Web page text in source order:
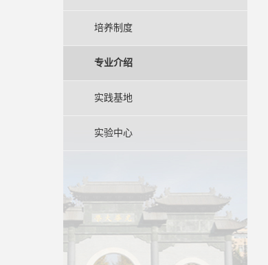
培养制度
专业介绍
实践基地
实验中心